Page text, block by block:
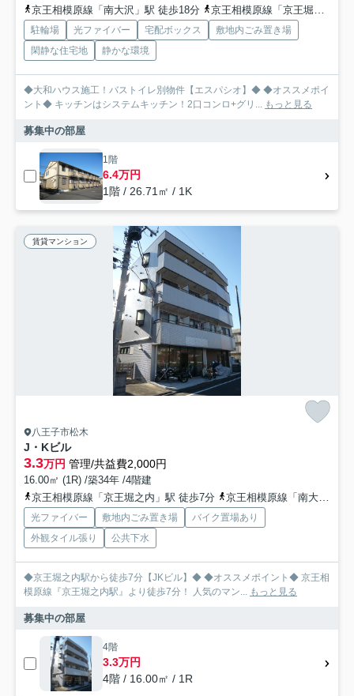
京王相模原線「南大沢」駅 徒歩18分 京王相模原線「京王堀之内」駅 徒歩37分
駐輪場 光ファイバー 宅配ボックス
敷地内ごみ置き場
閑静な住宅地
静かな環境
◆大和ハウス施工！バストイレ別物件【エスパシオ】◆ ◆オススメポイ
ント◆ キッチンはシステムキッチン！2口コンロ+グリ... もっと見る
募集中の部屋
1階
6.4万円
1階 / 26.71㎡ / 1K
賃貸マンション
八王子市松木
J・Kビル
3.3万円 管理/共益費2,000円
16.00㎡ (1R) /築34年 /4階建
京王相模原線「京王堀之内」駅 徒歩7分
京王相模原線「南大沢」駅 徒歩24分
光ファイバー 敷地内ごみ置き場
バイク置場あり
外観タイル張り
公共下水
◆京王堀之内駅から徒歩7分【JKビル】◆ ◆オススメポイント◆ 京王相
模原線『京王堀之内駅』より徒歩7分！ 人気のマン... もっと見る
募集中の部屋
4階
3.3万円
4階 / 16.00㎡ / 1R